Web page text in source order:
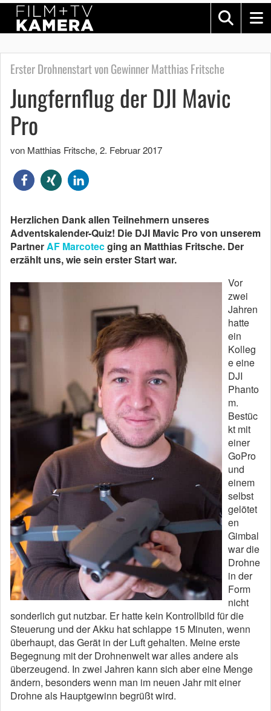
Erster Drohnenstart von Gewinner Matthias Fritsche
Jungfernflug der DJI Mavic
Pro
von Matthias Fritsche, 2. Februar 2017
Herzlichen Dank allen Teilnehmern unseres
Adventskalender-Quiz! Die DJI Mavic Pro von unserem
PartnerAF Marcotecging an Matthias Fritsche. Der
erzählt uns, wie sein erster Start war.
Vor
zwei
Jahren
hatte
ein
Kolleg
e eine
DJI
Phanto
m.
Bestüc
kt mit
einer
GoPro
und
einem
selbst
gelötet
en
Gimbal
war die
Drohne
in der
Form
nicht
sonderlich gut nutzbar. Er hatte kein Kontrollbild für die
Steuerung und der Akku hat schlappe 15 Minuten, wenn
überhaupt, das Gerät in der Luft gehalten. Meine erste
Begegnung mit der Drohnenwelt war alles andere als
überzeugend. In zwei Jahren kann sich aber eine Menge
ändern, besonders wenn man im neuen Jahr mit einer
Drohne als Hauptgewinn begrüßt wird.